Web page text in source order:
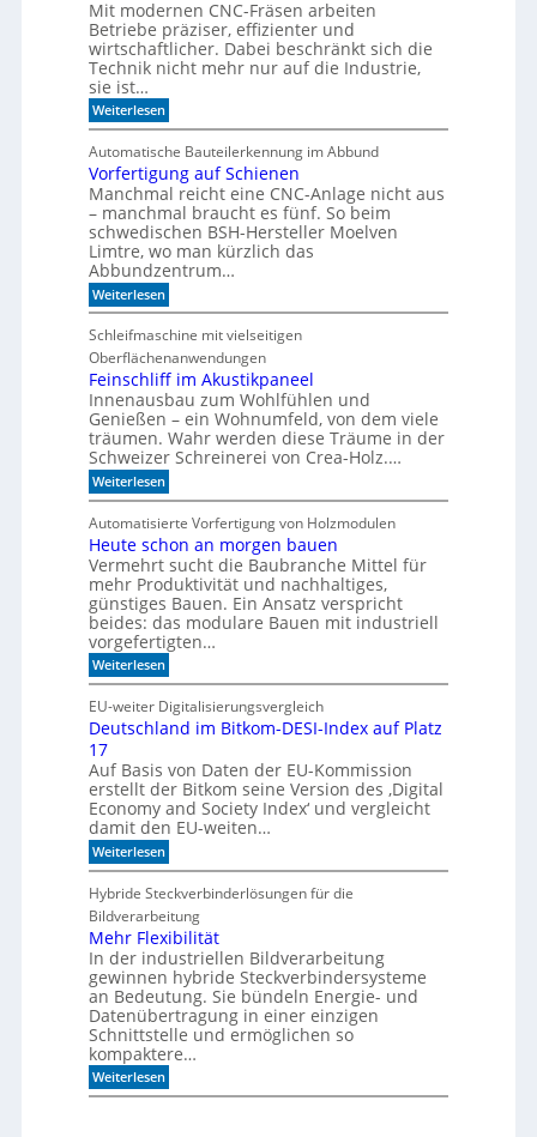
n
s
o
r
n
ü
c
h
e
r
e
g
a
l
k
t
d
e
r
e
r
i
e
Mit modernen CNC-Fräsen arbeiten
Betriebe präziser, effizienter und
wirtschaftlicher. Dabei beschränkt sich die
Technik nicht mehr nur auf die Industrie,
sie ist…
Weiterlesen:
W
a
n
n
l
o
h
n
t
s
i
c
h
C
N
C
-
T
e
c
h
n
i
?
Automatische Bauteilerkennung im Abbund
Vorfertigung auf Schienen
Manchmal reicht eine CNC-Anlage nicht aus
– manchmal braucht es fünf. So beim
schwedischen BSH-Hersteller Moelven
Limtre, wo man kürzlich das
Abbundzentrum…
Weiterlesen:
V
o
r
f
e
r
t
i
g
u
g
u
f
S
c
h
i
e
n
e
n
Schleifmaschine mit vielseitigen
Oberflächenanwendungen
Feinschliff im Akustikpaneel
Innenausbau zum Wohlfühlen und
Genießen – ein Wohnumfeld, von dem viele
träumen. Wahr werden diese Träume in der
Schweizer Schreinerei von Crea-Holz.…
Weiterlesen:
F
i
n
s
c
h
l
i
f
f
i
m
A
k
s
i
k
p
a
n
e
l
Automatisierte Vorfertigung von Holzmodulen
Heute schon an morgen bauen
Vermehrt sucht die Baubranche Mittel für
mehr Produktivität und nachhaltiges,
günstiges Bauen. Ein Ansatz verspricht
beides: das modulare Bauen mit industriell
vorgefertigten…
Weiterlesen:
H
e
u
t
s
c
h
o
n
a
n
o
r
g
e
n
b
a
u
e
n
EU-weiter Digitalisierungsvergleich
Deutschland im Bitkom-DESI-Index auf Platz
17
Auf Basis von Daten der EU-Kommission
erstellt der Bitkom seine Version des ‚Digital
Economy and Society Index‘ und vergleicht
damit den EU-weiten…
Weiterlesen:
D
u
t
s
c
h
l
a
n
d
i
m
B
i
Hybride Steckverbinderlösungen für die
Bildverarbeitung
Mehr Flexibilität
In der industriellen Bildverarbeitung
gewinnen hybride Steckverbindersysteme
an Bedeutung. Sie bündeln Energie- und
Datenübertragung in einer einzigen
Schnittstelle und ermöglichen so
kompaktere…
Weiterlesen:
M